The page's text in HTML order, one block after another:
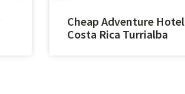
Cheap Adventure Hotel
Costa Rica Turrialba